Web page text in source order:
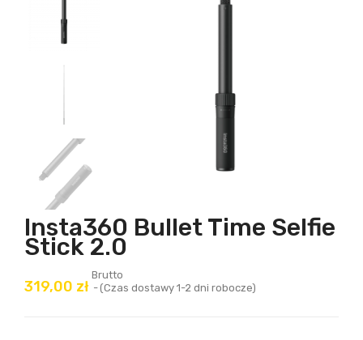
Insta360 Bullet Time Selfie
Stick 2.0
319,00 zł
Brutto
(Czas dostawy 1-2 dni robocze)